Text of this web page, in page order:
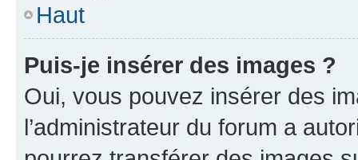
Haut
Puis-je insérer des images ?
Oui, vous pouvez insérer des
l’administrateur du forum a